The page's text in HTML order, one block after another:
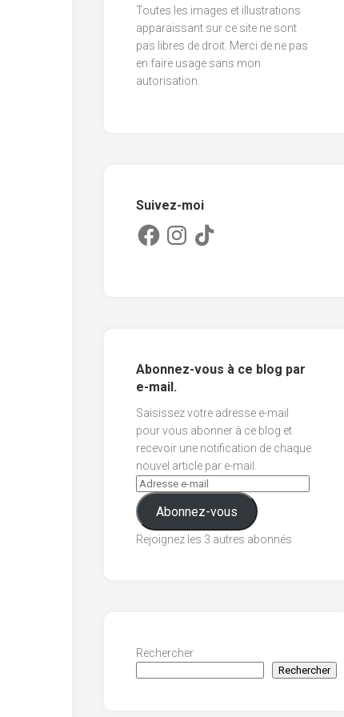
Toutes les images et illustrations
apparaissant sur ce site ne sont
pas libres de droit. Merci de ne pas
en faire usage sans mon
autorisation.
Suivez-moi
FacebookInstagram
TikTok
Abonnez-vous à ce blog par
e-mail.
Saisissez votre adresse e-mail
pour vous abonner à ce blog et
recevoir une notification de chaque
nouvel article par e-mail.
Abonnez-vous
Rejoignez les 3 autres abonnés
Rechercher
Rechercher